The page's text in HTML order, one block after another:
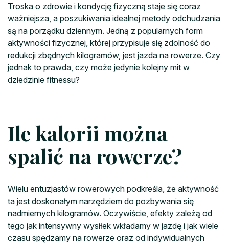
Troska o zdrowie i kondycję fizyczną staje się coraz
ważniejsza, a poszukiwania idealnej metody odchudzania
są na porządku dziennym. Jedną z popularnych form
aktywności fizycznej, której przypisuje się zdolność do
redukcji zbędnych kilogramów, jest jazda na rowerze. Czy
jednak to prawda, czy może jedynie kolejny mit w
dziedzinie fitnessu?
Ile kalorii można
spalić na rowerze?
Wielu entuzjastów rowerowych podkreśla, że aktywność
ta jest doskonałym narzędziem do pozbywania się
nadmiernych kilogramów. Oczywiście, efekty zależą od
tego jak intensywny wysiłek wkładamy w jazdę i jak wiele
czasu spędzamy na rowerze oraz od indywidualnych